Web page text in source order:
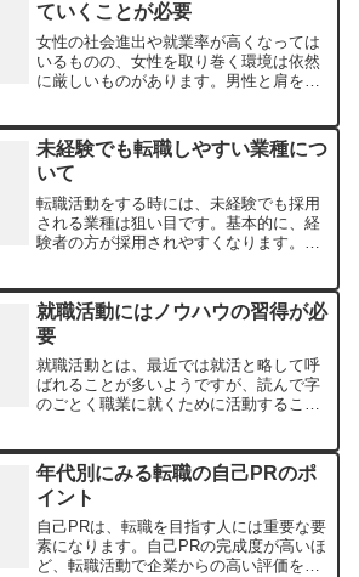
ていくことが必要
女性の社会進出や就業率が高くなっては
いるものの、女性を取り巻く環境は依然
に厳しいものがあります。男性と肩を並
イムでの仕事を困難にします。家事や育
児などと仕事を両立させてい...
未経験でも転職しやすい業種につ
いて
転職活動をする時には、未経験でも採用
される業種は狙い目です。基本的に、経
験者の方が採用されやすくなります。未
に転職するのでなくても、業種か職種、
どちら一方を合わせるとい...
就職活動にはノウハウの習得が必
要
就職活動とは、最近では就活と略して呼
ばれることが多いようですが、読んで字
のごとく職業に就くために活動すること
うものに関しては転職活動と呼ばれてい
ます。等しく仕事を探す行...
年代別にみる転職の自己PRのポ
イント
自己PRは、転職を目指す人には重要な要
素になります。自己PRの完成度が高いほ
ど、転職活動で企業からの高い評価を受